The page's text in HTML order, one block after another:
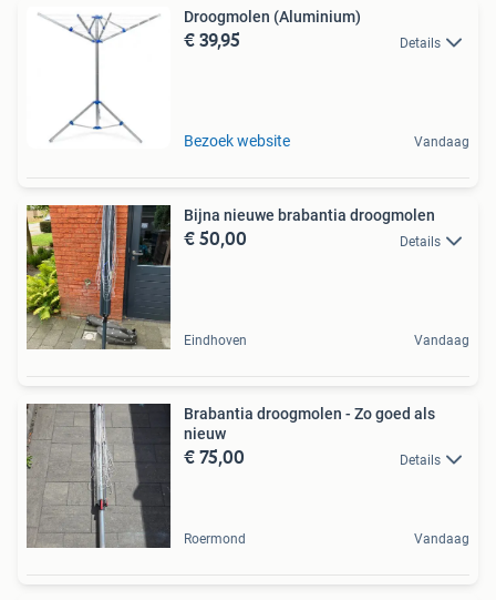
Droogmolen (Aluminium)
€ 39,95 Details
Bezoek website Vandaag
Bijna nieuwe brabantia droogmolen
€ 50,00 Details
Eindhoven Vandaag
Brabantia droogmolen - Zo goed als
nieuw
€ 75,00 Details
Roermond Vandaag